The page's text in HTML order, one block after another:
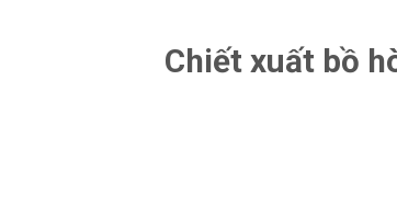
Chiết xuất bồ